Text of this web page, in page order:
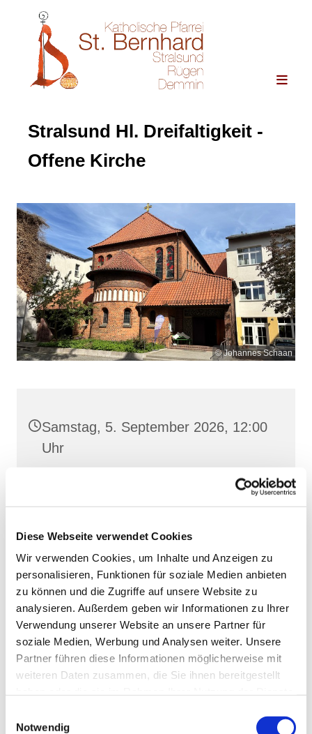
Diese Webseite verwendet Cookies
Wir verwenden Cookies, um Inhalte und Anzeigen zu
personalisieren, Funktionen für soziale Medien anbieten
zu können und die Zugriffe auf unsere Website zu
analysieren. Außerdem geben wir Informationen zu Ihrer
Verwendung unserer Website an unsere Partner für
soziale Medien, Werbung und Analysen weiter. Unsere
Partner führen diese Informationen möglicherweise mit
weiteren Daten zusammen, die Sie ihnen bereitgestellt
Notwendig
Stralsund Hl. Dreifaltigkeit -
Offene Kirche
© Johannes Schaan
Samstag, 5. September 2026, 12:00
Uhr
Frankenwall 7, 18439 Stralsund